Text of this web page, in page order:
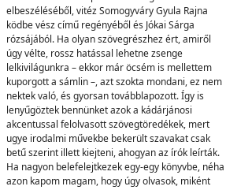
elbeszéléséből, vitéz Somogyváry Gyula Rajna
ködbe vész című regényéből és Jókai Sárga
rózsájából. Ha olyan szövegrészhez ért, amiről
úgy vélte, rossz hatással lehetne zsenge
lelkivilágunkra – ekkor már öcsém is mellettem
kuporgott a sámlin –, azt szokta mondani, ez nem
nektek való, és gyorsan továbblapozott. Így is
lenyűgöztek bennünket azok a kádárjánosi
akcentussal felolvasott szövegtöredékek, mert
ugye irodalmi művekbe bekerült szavakat csak
betű szerint illett kiejteni, ahogyan az írók leírták.
Ha nagyon belefelejtkezek egy-egy könyvbe, néha
azon kapom magam, hogy úgy olvasok, miként